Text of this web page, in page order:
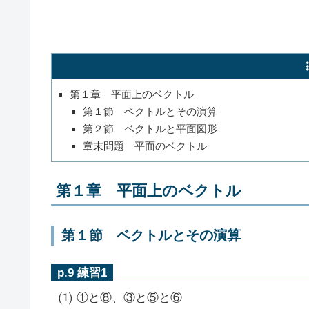
第１章 平面上のベクトル
第１節 ベクトルとその演算
第２節 ベクトルと平面図形
章末問題 平面のベクトル
第１章 平面上のベクトル
第１節 ベクトルとその演算
p.9 練習1
(1
①と⑧、③と⑤と⑥